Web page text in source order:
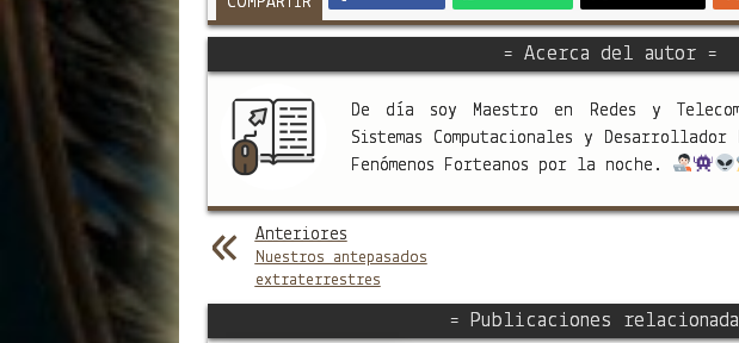
= Acerca del autor =
De día soy Maestro en Redes y
Sistemas Computacionales y
Fenómenos Forteanos por la noche.
Anteriores
Nuestros antepasados
extraterrestres
= Publicaciones